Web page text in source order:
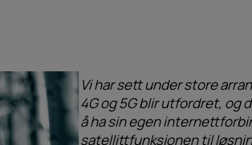
Vi har sett under store
4G og 5G blir utfordret,
å ha sin egen
satellittfunksjonen til